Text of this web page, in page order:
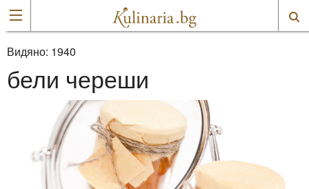
Видяно: 1940
бели череши